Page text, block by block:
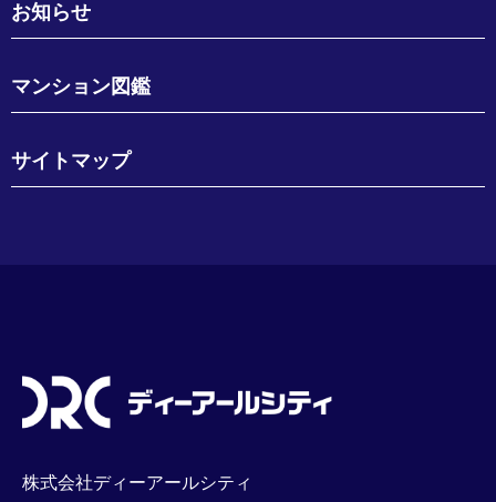
株式会社ディーアールシティ
お知らせ
マンション図鑑
サイトマップ